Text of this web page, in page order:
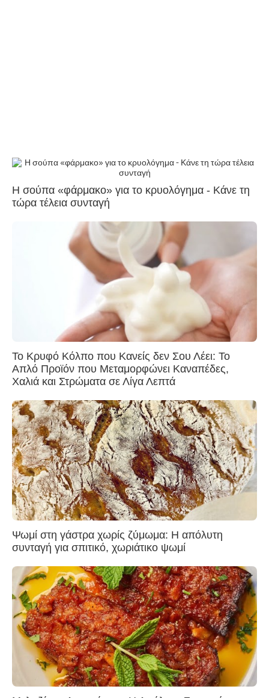
Η σούπα «φάρμακο» για το κρυολόγημα - Κάνε τη
τώρα τέλεια συνταγή
Το Κρυφό Κόλπο που Κανείς δεν Σου Λέει: Το
Απλό Προϊόν που Μεταμορφώνει Καναπέδες,
Χαλιά και Στρώματα σε Λίγα Λεπτά
Ψωμί στη γάστρα χωρίς ζύμωμα: Η απόλυτη
συνταγή για σπιτικό, χωριάτικο ψωμί